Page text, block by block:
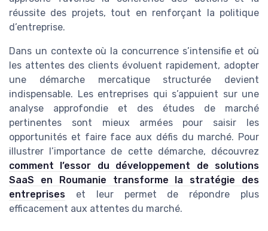
réussite des projets, tout en renforçant la politique
d’entreprise.
Dans un contexte où la concurrence s’intensifie et où
les attentes des clients évoluent rapidement, adopter
une démarche mercatique structurée devient
indispensable. Les entreprises qui s’appuient sur une
analyse approfondie et des études de marché
pertinentes sont mieux armées pour saisir les
opportunités et faire face aux défis du marché. Pour
illustrer l’importance de cette démarche, découvrez
comment l’essor du développement de solutions
SaaS en Roumanie transforme la stratégie des
entreprises et leur permet de répondre plus
efficacement aux attentes du marché.